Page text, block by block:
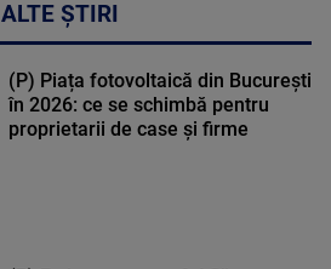
ALTE ȘTIRI
(P) Piața fotovoltaică din București
în 2026: ce se schimbă pentru
proprietarii de case și firme